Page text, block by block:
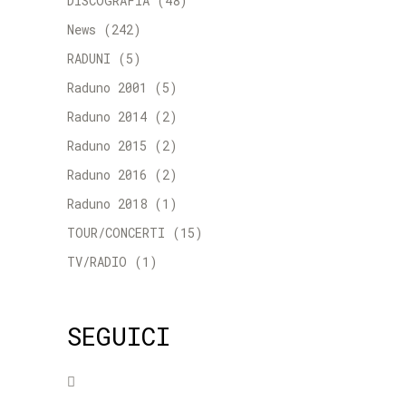
News (242)
RADUNI (5)
Raduno 2001
(5)
Raduno 2014 (2)
Raduno 2015 (2)
Raduno 2016 (2)
Raduno 2018 (1)
TOUR/CONCERTI (15)
TV/RADIO (1)
SEGUICI